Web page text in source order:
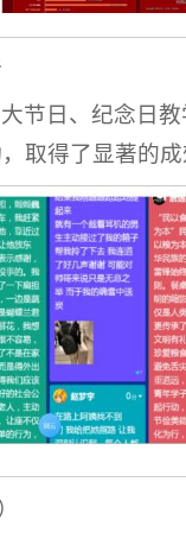
节日、纪念日
取得了显著的成